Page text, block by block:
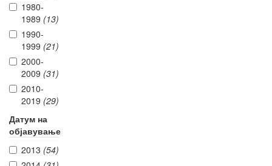
1980-
1989 (13)
1990-
1999 (21)
2000-
2009 (31)
2010-
2019 (29)
Датум на
објавување
2013 (54)